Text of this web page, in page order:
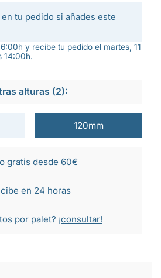
en tu pedido si añades este
y recibe tu pedido el martes, 11
14:00h.
alturas (2):
120mm
gratis desde 60€
en 24 horas
por palet? ¡consultar!